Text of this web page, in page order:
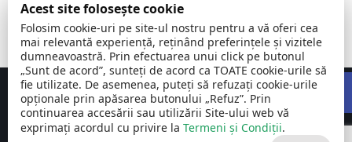
vineri:
08:00 -
14:00
Comuna Breznița- © Toate
Concept realizat deBig Media Relații Publice SRL
Acest site folosește cookie
Folosim cookie-uri pe site-ul nostru pentru a vă oferi cea
mai relevantă experiență, reținând preferințele și vizitele
dumneavoastră. Prin efectuarea unui click pe butonul
„Sunt de acord”, sunteți de acord ca TOATE cookie-urile să
fie utilizate. De asemenea, puteți să refuzați cookie-urile
opționale prin apăsarea butonului „Refuz”. Prin
continuarea accesării sau utilizării Site-ului web vă
exprimați acordul cu privire la Termeni și Condiții.